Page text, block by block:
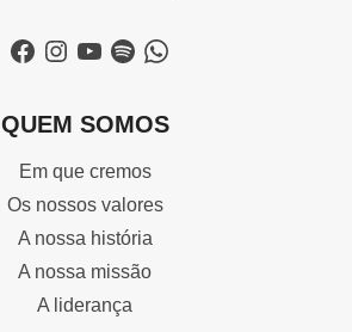
Facebook
Instagram
YouTube
SpotifyWhatsApp
QUEM SOMOS
Em que cremos
Os nossos valores
A nossa história
A nossa missão
A liderança